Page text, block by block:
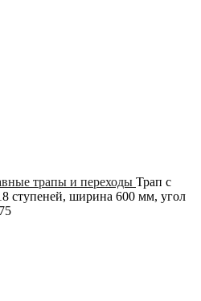
трапы и переходы Трап с
ступеней, ширина 600 мм, угол